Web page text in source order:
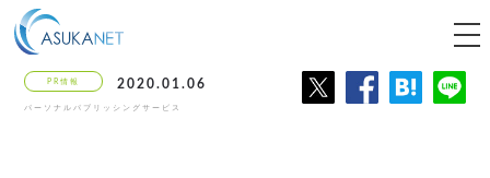
PR情報 2020.01.06
パーソナルパブリッシングサービス